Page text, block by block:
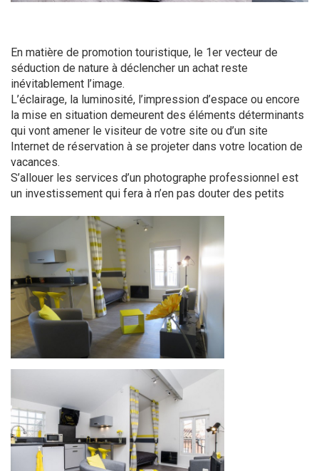
En matière de promotion touristique, le 1er vecteur de
séduction de nature à déclencher un achat reste
inévitablement l’image.
L’éclairage, la luminosité, l’impression d’espace ou encore
la mise en situation demeurent des éléments déterminants
qui vont amener le visiteur de votre site ou d’un site
Internet de réservation à se projeter dans votre location de
vacances.
S’allouer les services d’un photographe professionnel est
un investissement qui fera à n’en pas douter des petits